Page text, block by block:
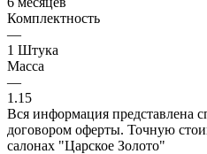
Комплектность
—
1 Штука
Масса
—
1.15
Вся информация представлена
договором оферты. Точную
салонах "Царское Золото"